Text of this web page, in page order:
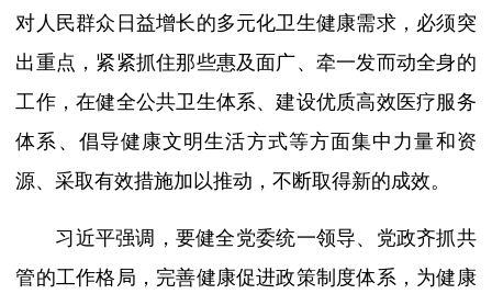
对人民群众日益增长的多元化卫生健康需求，必须突
出重点，紧紧抓住那些惠及面广、牵一发而动全身的
工作，在健全公共卫生体系、建设优质高效医疗服务
体系、倡导健康文明生活方式等方面集中力量和资
源、采取有效措施加以推动，不断取得新的成效。
习近平强调，要健全党委统一领导、党政齐抓共
管的工作格局，完善健康促进政策制度体系，为健康